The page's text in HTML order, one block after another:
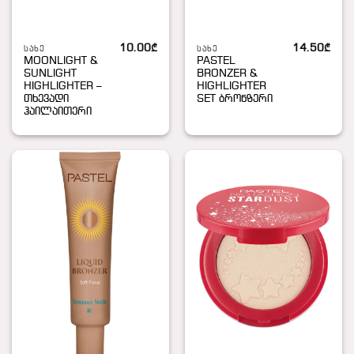
ᲡᲐᲮᲔ
MOONLIGHT &
SUNLIGHT
HIGHLIGHTER –
თხევადი
ჰაილაითერი
10.00₾ ᲡᲐᲮᲔ
PASTEL
BRONZER &
HIGHLIGHTER
SET ბრონზერი
14.50₾